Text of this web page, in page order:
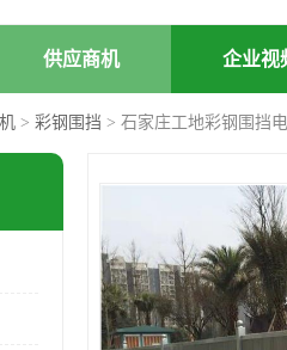
供应商机 企业视
> 彩钢围挡 > 石家庄工地彩钢围挡